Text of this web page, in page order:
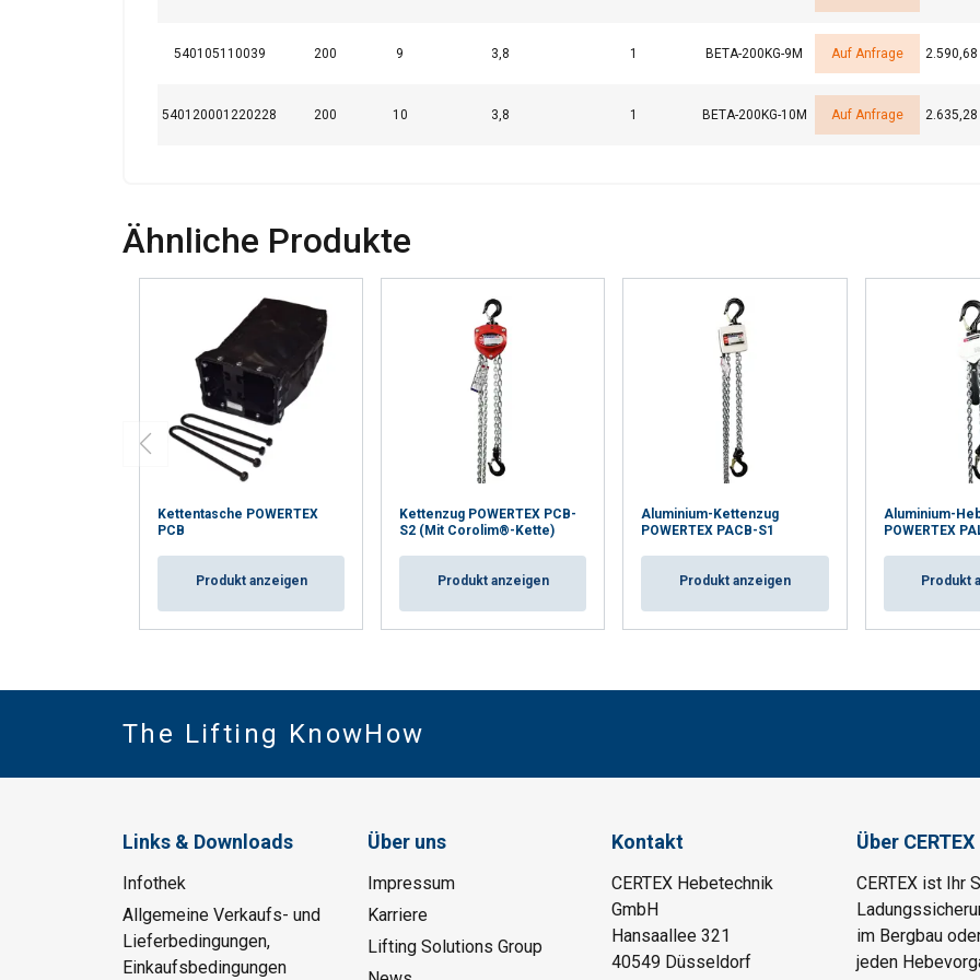
540105110039 200 9 3,8 1 BETA-200KG-9M Auf Anfrage 2.590,68
540120001220228 200 10 3,8 1 BETA-200KG-10M Auf Anfrage 2.635,28
Ähnliche Produkte
Kettentasche POWERTEX
PCB
Produkt anzeigen
Kettenzug POWERTEX PCB-
S2 (Mit Corolim®-Kette)
Produkt anzeigen
Aluminium-Kettenzug
POWERTEX PACB-S1
Produkt anzeigen
Aluminium-
POWERTEX
Produkt
The Lifting KnowHow
Links & Downloads
Infothek
Allgemeine Verkaufs- und
Lieferbedingungen,
Einkaufsbedingungen
Über uns
Impressum
Karriere
Lifting Solutions Group
Kontakt
CERTEX Hebetechnik
GmbH
Hansaallee 321
40549 Düsseldorf
Über CERTEX
CERTEX ist Ihr
im Bergbau
jeden